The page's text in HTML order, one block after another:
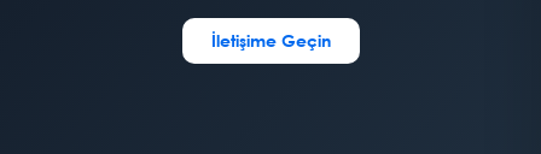
İletişime Geçin